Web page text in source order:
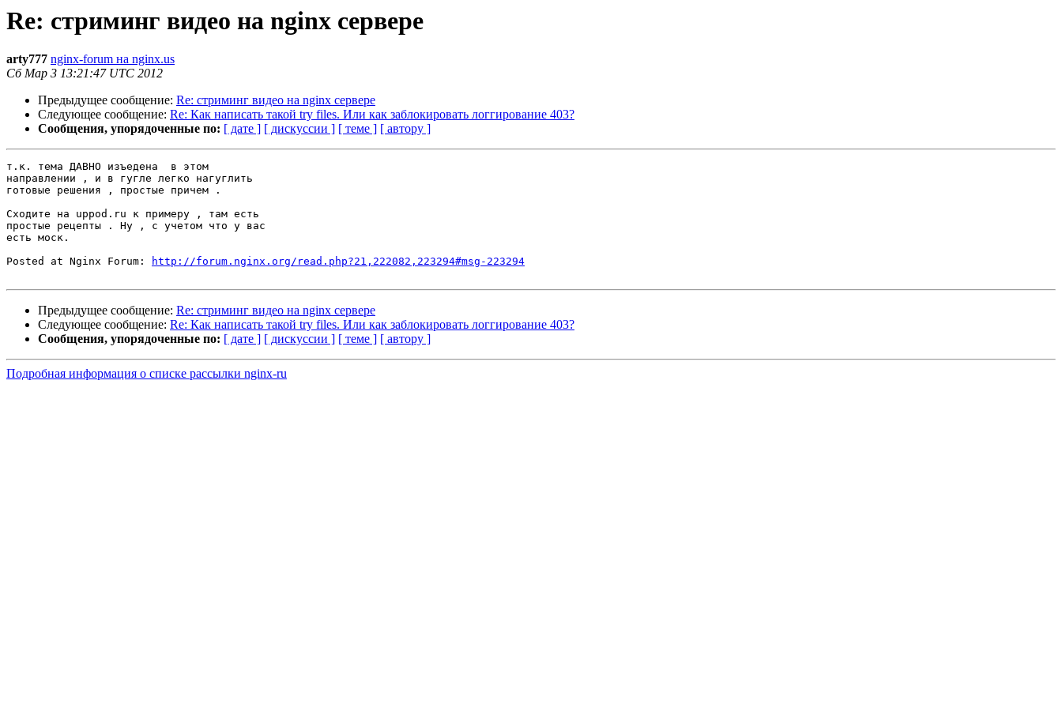
Re: стриминг видео на nginx сервере
arty777 nginx-forum на nginx.us
Сб Мар 3 13:21:47 UTC 2012
Предыдущее сообщение: Re: стриминг видео на nginx сервере
Следующее сообщение: Re: Как написать такой try files. Или как заблокировать логгирование 403?
Сообщения, упорядоченные по: [ дате ] [ дискуссии ] [ теме ] [ автору ]
т.к. тема ДАВНО изъедена  в этом
направлении , и в гугле легко нагуглить
готовые решения , простые причем .
Сходите на uppod.ru к примеру , там есть
простые рецепты . Ну , с учетом что у вас
есть моск.
Posted at Nginx Forum:
http://forum.nginx.org/read.php?21,222082,223294#msg-223294
Предыдущее сообщение: Re: стриминг видео на nginx сервере
Следующее сообщение: Re: Как написать такой try files. Или как заблокировать логгирование 403?
Сообщения, упорядоченные по: [ дате ] [ дискуссии ] [ теме ] [ автору ]
Подробная информация о списке рассылки nginx-ru